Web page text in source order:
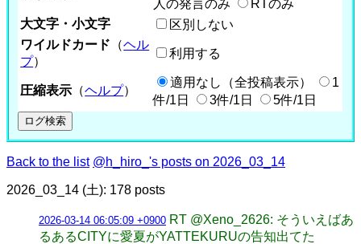
人の発言のみ
RTのみ
大文字・小文字
区別しない
ワイルドカード （ヘル
プ）
利用する
圧縮表示 （ヘルプ）
適用なし（全投稿表示）
1
件/1日
3件/1日 5件/1日
Back to the list @h_hiro_'s posts on 2026_03_14
2026_03_14 (土): 178 posts
2026-03-14 06:05:09 +0900 RT @Xeno_2626: そういえばあ
るあるCITYに愛夏がYATTEKURUの告知出てた